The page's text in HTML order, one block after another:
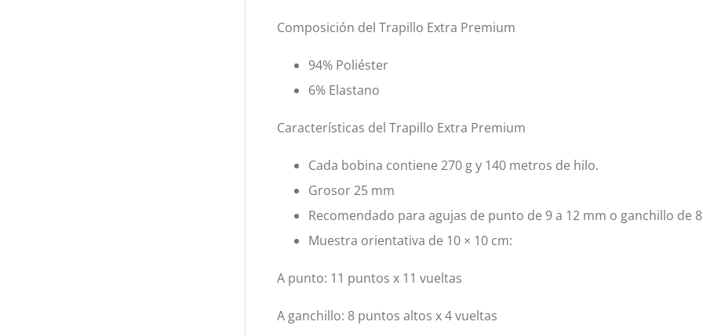
Composición del Trapillo Extra Premium
94% Poliéster
6% Elastano
Características del Trapillo Extra Premium
Cada bobina contiene 270 g y 140 metros de hilo.
Grosor 25 mm
Recomendado para agujas de punto de 9 a 12 mm o ganchillo de
Muestra orientativa de 10 × 10 cm:
A punto: 11 puntos x 11 vueltas
A ganchillo: 8 puntos altos x 4 vueltas